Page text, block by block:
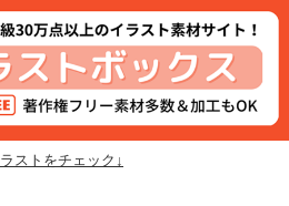
ストをチェック↓